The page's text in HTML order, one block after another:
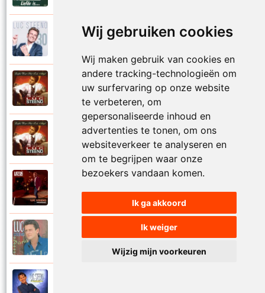
Wij gebruiken cookies
Wij maken gebruik van cookies en
andere tracking-technologieën om
uw surfervaring op onze website
te verbeteren, om
gepersonaliseerde inhoud en
advertenties te tonen, om ons
websiteverkeer te analyseren en
om te begrijpen waar onze
bezoekers vandaan komen.
Ik ga akkoord
Ik weiger
Wijzig mijn voorkeuren
Luc Steeno
Luc Steeno
Liefde op het eerste zicht
Luc Steeno
Liefde wint het toch altijd
Maandag
2025